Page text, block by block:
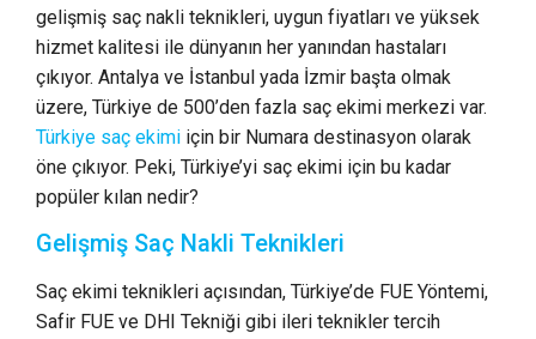
gelişmiş saç nakli teknikleri, uygun fiyatları ve yüksek
hizmet kalitesi ile dünyanın her yanından hastaları
çıkıyor. Antalya ve İstanbul yada İzmir başta olmak
üzere, Türkiye de 500’den fazla saç ekimi merkezi var.
Türkiye saç ekimi için bir Numara destinasyon olarak
öne çıkıyor. Peki, Türkiye’yi saç ekimi için bu kadar
popüler kılan nedir?
Gelişmiş Saç Nakli Teknikleri
Saç ekimi teknikleri açısından, Türkiye’de FUE Yöntemi,
Safir FUE ve DHI Tekniği gibi ileri teknikler tercih